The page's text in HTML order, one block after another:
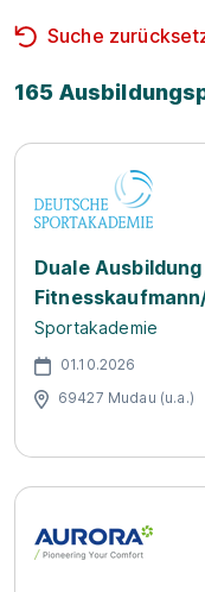
Suche
165
Duale
Sportakademie
01.10.2026
69427 Mudau (u.a.)